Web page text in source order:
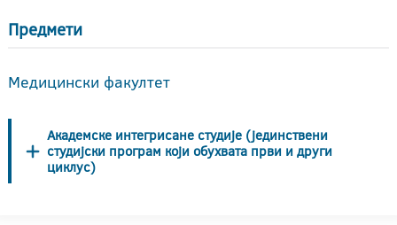
Предмети
Медицински факултет
Академске интегрисане студије (јединствени
студијски програм који обухвата први и други
циклус)